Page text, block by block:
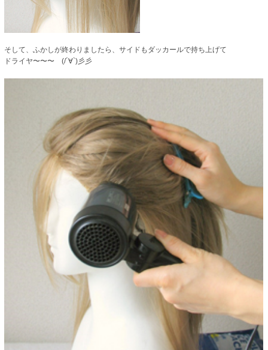
そして、ふかしが終わりましたら、サイドもダッカールで持ち上げて
ドライヤ〜〜〜 (/´∀`)彡彡